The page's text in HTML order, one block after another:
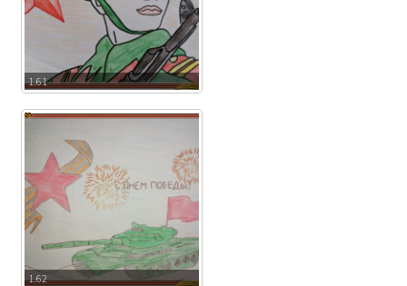
1.61
1.62